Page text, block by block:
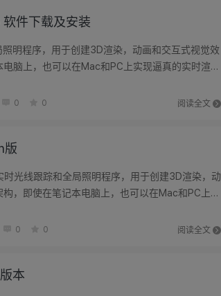
件下载及安装
明程序，用于创建3D渲染，动画和交互式视觉效
脑上，也可以在Mac和PC上实现逼真的实时渲
阅读全文
0 0
版
光线跟踪和全局照明程序，用于创建3D渲染，动
，即使在笔记本电脑上，也可以在Mac和PC上实
阅读全文
0 0
本